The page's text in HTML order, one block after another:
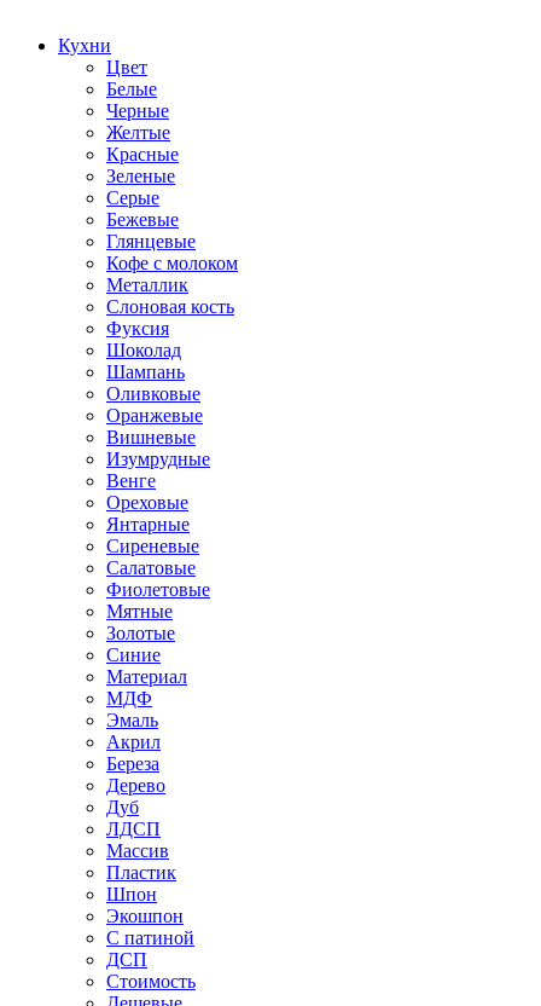
Кухни
Цвет
Белые
Черные
Желтые
Красные
Зеленые
Серые
Бежевые
Глянцевые
Кофе с молоком
Металлик
Слоновая кость
Фуксия
Шоколад
Шампань
Оливковые
Оранжевые
Вишневые
Изумрудные
Венге
Ореховые
Янтарные
Сиреневые
Салатовые
Фиолетовые
Мятные
Золотые
Синие
Материал
МДФ
Эмаль
Акрил
Береза
Дерево
Дуб
ЛДСП
Массив
Пластик
Шпон
Экошпон
С патиной
ДСП
Стоимость